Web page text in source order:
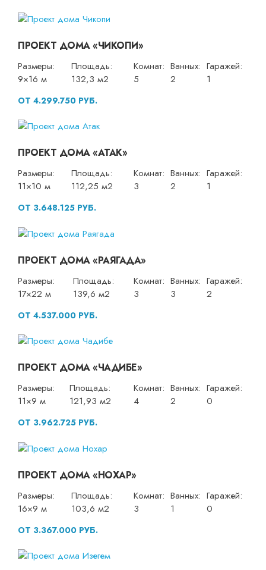
ПРОЕКТ ДОМА «ЧИКОПИ»
Размеры:
9×16 м
Площадь:
132,3 м2
Комнат:
5
Ванных:
2
Гаражей:
1
ОТ 4.299.750 РУБ.
ПРОЕКТ ДОМА «АТАК»
Размеры:
11×10 м
Площадь:
112,25 м2
Комнат:
3
Ванных:
2
Гаражей:
1
ОТ 3.648.125 РУБ.
ПРОЕКТ ДОМА «РАЯГАДА»
Размеры:
17×22 м
Площадь:
139,6 м2
Комнат:
3
Ванных:
3
Гаражей:
2
ОТ 4.537.000 РУБ.
ПРОЕКТ ДОМА «ЧАДИБЕ»
Размеры:
11×9 м
Площадь:
121,93 м2
Комнат:
4
Ванных:
2
Гаражей:
0
ОТ 3.962.725 РУБ.
ПРОЕКТ ДОМА «НОХАР»
Размеры:
16×9 м
Площадь:
103,6 м2
Комнат:
3
Ванных:
1
Гаражей:
0
ОТ 3.367.000 РУБ.